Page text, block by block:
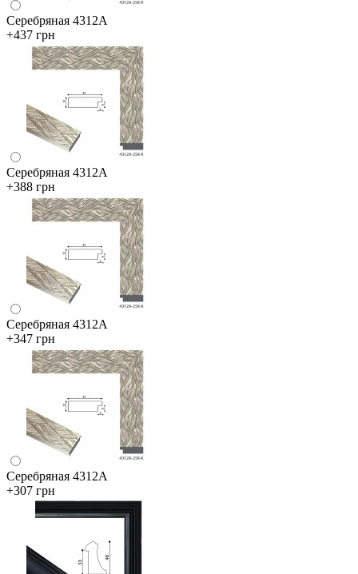
Серебряная 4312А
+437 грн
Серебряная 4312А
+388 грн
Серебряная 4312А
+347 грн
Серебряная 4312А
+307 грн